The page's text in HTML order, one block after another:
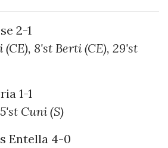
2-1
8'st Berti (CE), 29'st
1-1
Cuni (S)
Entella 4-0